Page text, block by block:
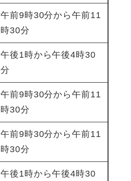
午前9時30分から午前11
時30分
午後1時から午後4時30
分
午前9時30分から午前11
時30分
午前9時30分から午前11
時30分
午後1時から午後4時30